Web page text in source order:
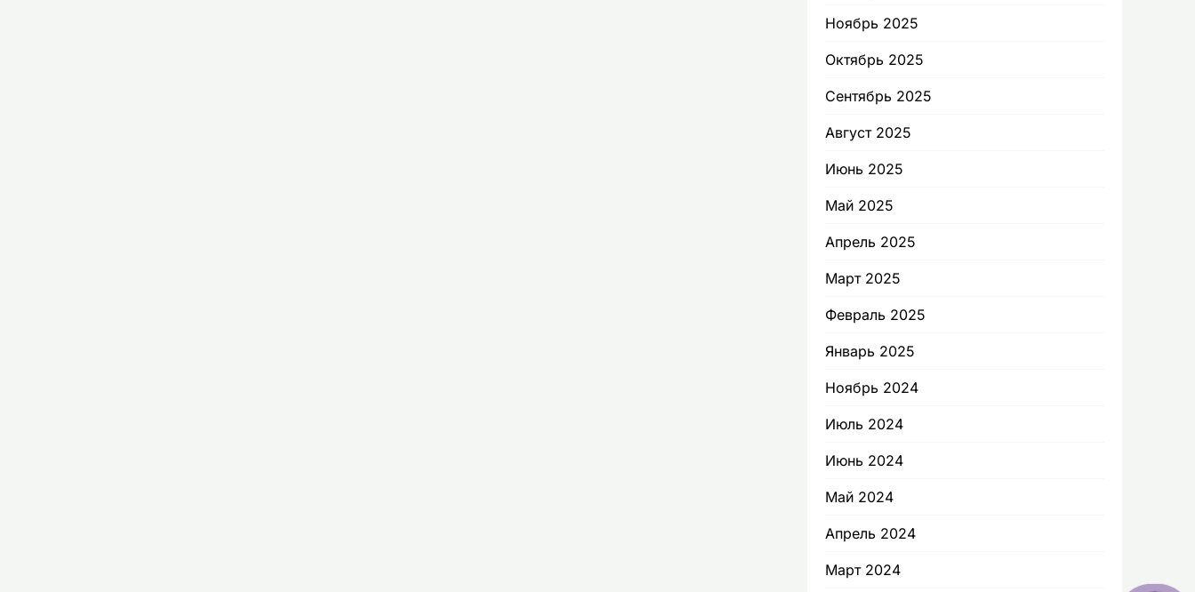
Ноябрь 2025
Октябрь 2025
Сентябрь 2025
Август 2025
Июнь 2025
Май 2025
Апрель 2025
Март 2025
Февраль 2025
Январь 2025
Ноябрь 2024
Июль 2024
Июнь 2024
Май 2024
Апрель 2024
Март 2024